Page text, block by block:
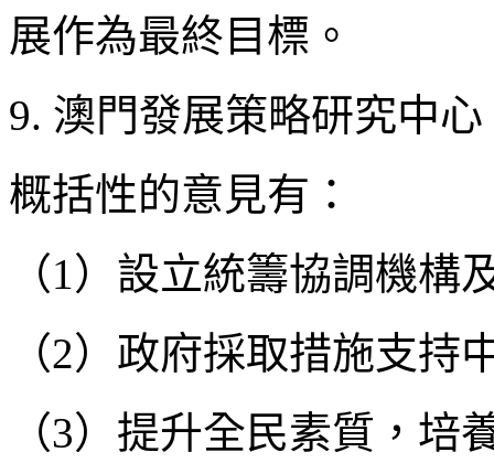
展作為最終目標。
9. 澳門發展策略研究中
概括性的意見有：
（1）設立統籌協調機構
（2）政府採取措施支持
（3）提升全民素質，培